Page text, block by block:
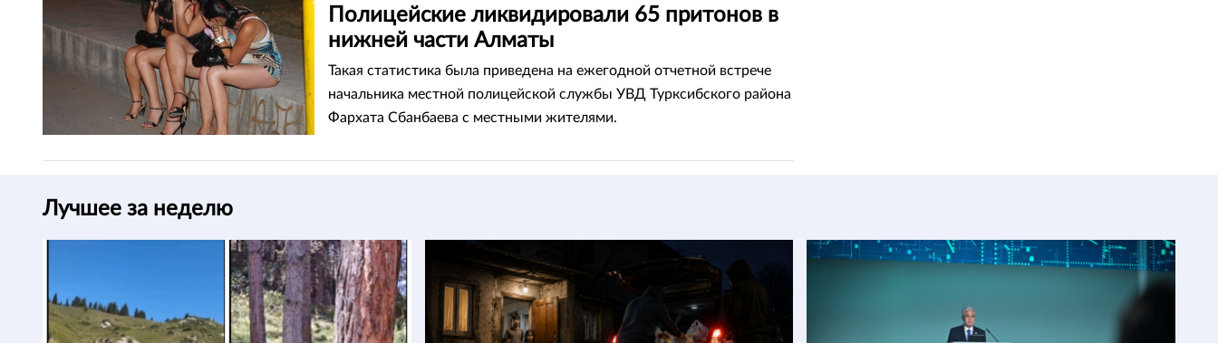
Полицейские ликвидировали 65 притонов в
нижней части Алматы
Такая статистика была приведена на ежегодной отчетной встрече
начальника местной полицейской службы УВД Турксибского района
Фархата Сбанбаева с местными жителями.
Лучшее за неделю